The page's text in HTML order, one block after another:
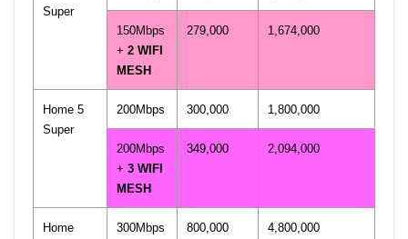
Super
150Mbps
+ 2 WIFI
MESH
279,000 1,674,000
Home 5
Super
200Mbps 300,000 1,800,000
200Mbps
+ 3 WIFI
MESH
349,000 2,094,000
Home
300Mbps
800,000 4,800,000